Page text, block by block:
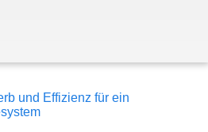
und Effizienz für ein